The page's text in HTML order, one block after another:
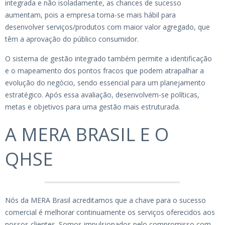
integrada e não isoladamente, as chances de sucesso
aumentam, pois a empresa torna-se mais hábil para
desenvolver serviços/produtos com maior valor agregado, que
têm a aprovação do público consumidor.
O sistema de gestão integrado também permite a identificação
e o mapeamento dos pontos fracos que podem atrapalhar a
evolução do negócio, sendo essencial para um planejamento
estratégico. Após essa avaliação, desenvolvem-se políticas,
metas e objetivos para uma gestão mais estruturada.
A MERA BRASIL E O
QHSE
Nós da MERA Brasil acreditamos que a chave para o sucesso
comercial é melhorar continuamente os serviços oferecidos aos